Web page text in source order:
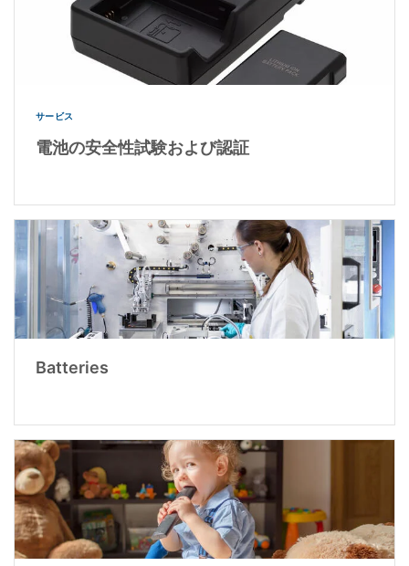
サービス
電池の安全性試験および認証
Batteries